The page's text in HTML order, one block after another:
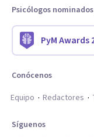
Psicólogos
PyM Awards
Conócenos
Equipo
Redactores
Síguenos